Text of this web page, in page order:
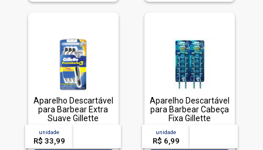
Aparelho Descartável
para Barbear Extra
Suave Gillette
Prestobarba3 4
Unidades Pague
Menos
unidade
R$ 33,99
Aparelho Descartável
para Barbear Cabeça
Fixa Gillette
Prestobarba UltraGrip
2 Unidades
unidade
R$ 6,99